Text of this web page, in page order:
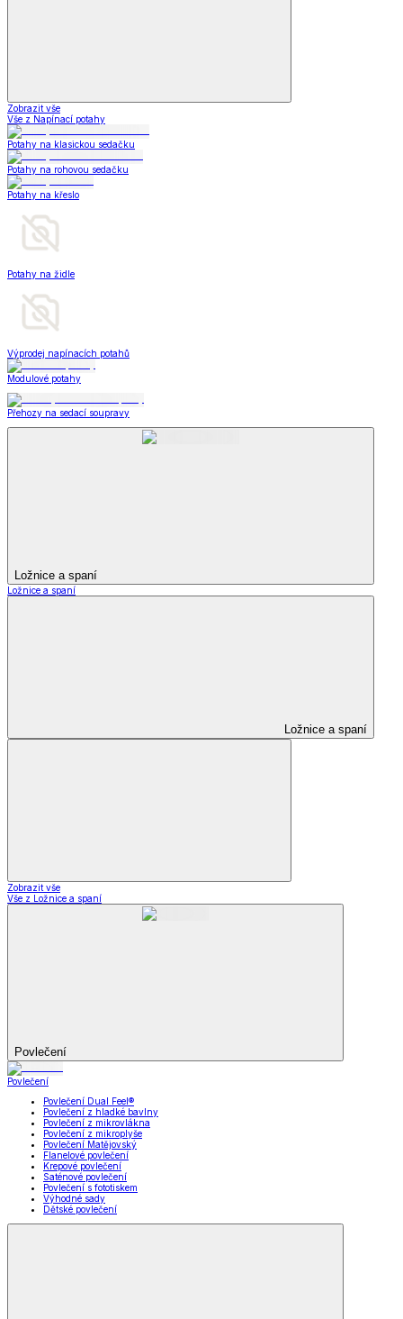
Zobrazit vše
Vše z Napínací potahy
Potahy na klasickou sedačku
Potahy na rohovou sedačku
Potahy na křeslo
Potahy na židle
Výprodej napínacích potahů
Modulové potahy
Přehozy na sedací soupravy
Ložnice a spaní
Ložnice a spaní
Ložnice a spaní
Zobrazit vše
Vše z Ložnice a spaní
Povlečení
Povlečení
Povlečení Dual Feel®
Povlečení z hladké bavlny
Povlečení z mikrovlákna
Povlečení z mikroplyše
Povlečení Matějovský
Flanelové povlečení
Krepové povlečení
Saténové povlečení
Povlečení s fototiskem
Výhodné sady
Dětské povlečení